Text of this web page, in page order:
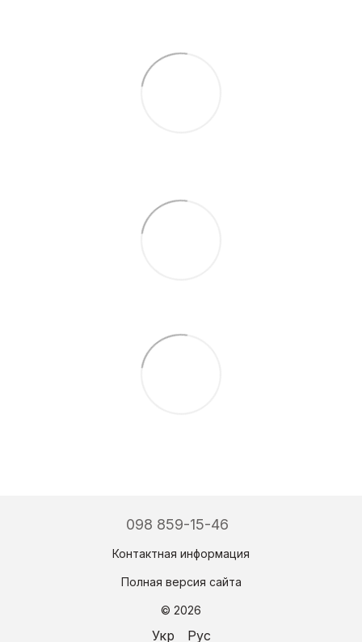
098 859-15-46
Контактная информация
Полная версия сайта
© 2026
Укр Рус